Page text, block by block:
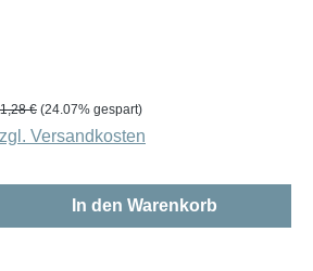
Preis:
€ (24.07% gespart)
Versandkosten
Gib den gewünschten
In den Warenkorb